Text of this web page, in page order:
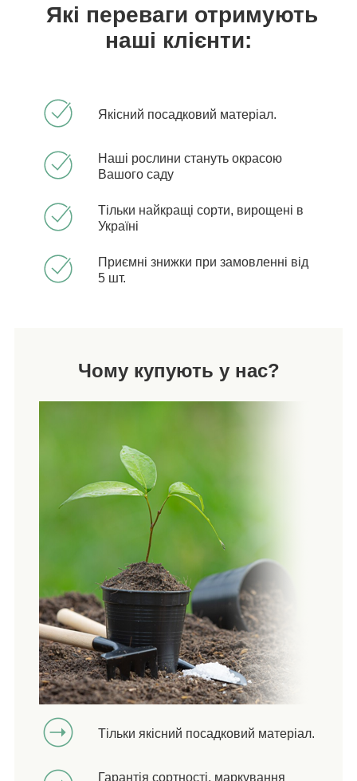
Які переваги отримують
наші клієнти:
Якісний посадковий матеріал.
Наші рослини стануть окрасою
Вашого саду
Тільки найкращі сорти, вирощені в
Україні
Приємні знижки при замовленні від
5 шт.
Чому купують у нас?
Тільки якісний посадковий матеріал.
Гарантія сортності, маркування